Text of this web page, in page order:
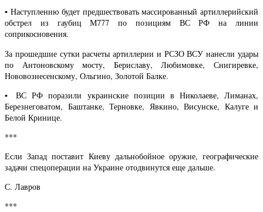
▪️ Наступлению будет предшествовать массированный артиллерийский
обстрел из гаубиц М777 по позициям ВС РФ на линии
соприкосновения.
За прошедшие сутки расчеты артиллерии и РСЗО ВСУ нанесли удары
по Антоновскому мосту, Бериславу, Любимовке, Снигиревке,
Нововознесенскому, Ольгино, Золотой Балке.
▪️ ВС РФ поразили украинские позиции в Николаеве, Лиманах,
Березнеговатом, Баштанке, Терновке, Явкино, Висунске, Калуге и
Белой Кринице.
***
Если Запад поставит Киеву дальнобойное оружие, географические
задачи спецоперации на Украине отодвинутся еще дальше.
С. Лавров
***